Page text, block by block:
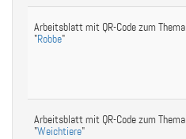
Arbeitsblatt mit QR-Code zum Thema
"Robbe"
Arbeitsblatt mit QR-Code zum Thema
"Weichtiere"